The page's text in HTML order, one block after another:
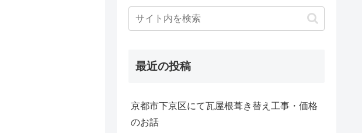
最近の投稿
京都市下京区にて瓦屋根葺き替え工事・価格
のお話